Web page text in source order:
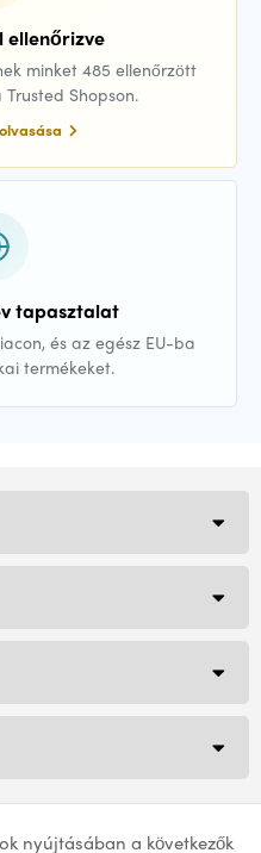
ellenőrizve
minket 485 ellenőrzött
Shopson.
tapasztalat
és az egész EU-ba
termékeket.
nyújtásában a következők